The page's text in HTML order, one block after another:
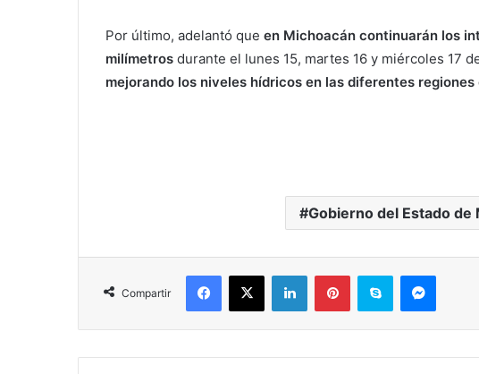
Por último, adelantó que en Michoacán continuarán los
milímetros durante el lunes 15, martes 16 y miércoles 17
mejorando los niveles hídricos en las diferentes regiones
Gobierno del Estado de
Compartir
Facebook
X LinkedInPinterestSkype